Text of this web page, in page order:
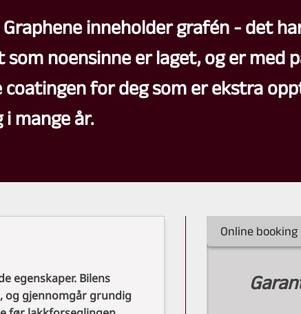
Graphene inneholder grafén - det
noensinne er laget, og er med
coatingen for deg som er ekstra
i mange år.
egenskaper. Bilens
og gjennomgår grundig
Online booking